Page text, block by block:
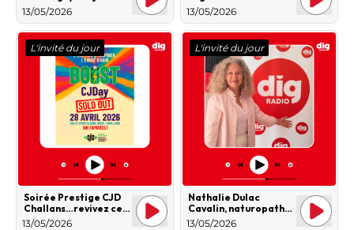
13/05/2026
de Beer Pong
13/05/2026
L'invité du jour
Soirée Prestige CJD
Challans…revivez ce
moment !
13/05/2026
L'invité du jour
Nathalie Dulac
Cavalin, naturopathe
depuis 40 ans…
13/05/2026